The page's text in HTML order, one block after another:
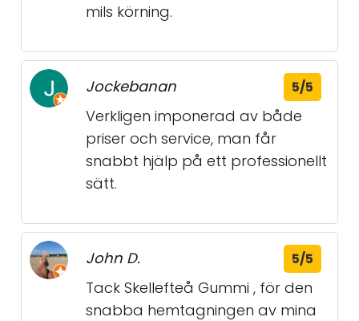
mils körning.
Jockebanan 5/5
Verkligen imponerad av både
priser och service, man får
snabbt hjälp på ett professionellt
sätt.
John D. 5/5
Tack Skellefteå Gummi , för den
snabba hemtagningen av mina